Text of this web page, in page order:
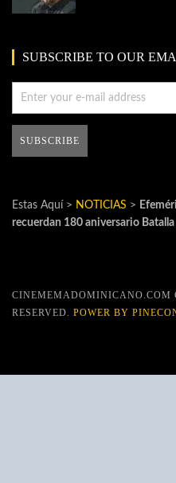
SUBSCRIBE TO OUR
Estas Aquí > NOTICIAS >
recuerdan 180 aniversario Batalla
CINEMEMADOMINICANO.COM
RESERVED. POWER BY